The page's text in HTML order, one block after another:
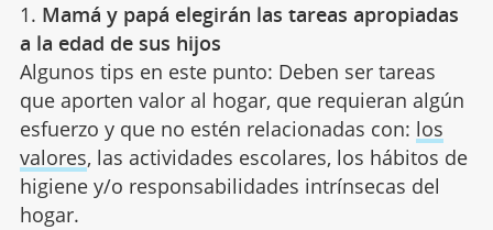
1. Mamá y papá elegirán las tareas apropiadas
a la edad de sus hijos
Algunos tips en este punto: Deben ser tareas
que aporten valor al hogar, que requieran algún
esfuerzo y que no estén relacionadas con: los
valores, las actividades escolares, los hábitos de
higiene y/o responsabilidades intrínsecas del
hogar.